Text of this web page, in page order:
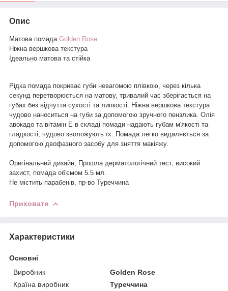
Опис
Матова помада Golden Rose
Ніжна вершкова текстура
Ідеально матова та стійка
Рідка помада покриває губи невагомою плівкою, через кілька
секунд перетворюється на матову, тривалий час зберігається на
губах без відчуття сухості та липкості. Ніжна вершкова текстура
чудово наноситься на губи за допомогою зручного пензлика. Олія
авокадо та вітамін Е в складі помади надають губам м'якості та
гладкості, чудово зволожують їх. Помада легко видаляється за
допомогою двофазного засобу для зняття макіяжу.
Оригінальний дизайн, Прошла дерматологічний тест, високий
захист, помада об'ємом 5.5 мл.
Не містить парабенів, пр-во Туреччина
Приховати
Характеристики
Основні
Виробник
Golden Rose
Країна виробник
Туреччина